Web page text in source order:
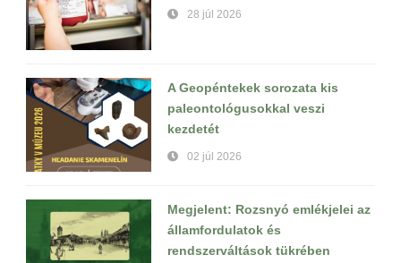
28 júl 2026
A Geopéntekek sorozata kis
paleontológusokkal veszi
kezdetét
02 júl 2026
Megjelent: Rozsnyó emlékjelei az
államfordulatok és
rendszerváltások tükrében